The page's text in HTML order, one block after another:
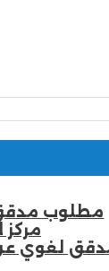
مطلوب مدقق لغة عربية | 7
مركز
لغوي عن بعد | أكثر من 10